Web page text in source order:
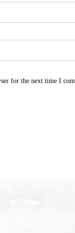
for the next time I